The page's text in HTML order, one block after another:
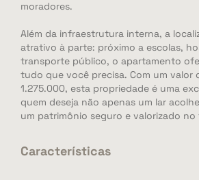
moradores.
Além da infraestrutura interna, a
atrativo à parte: próximo a escolas,
transporte público, o apartamento
tudo que você precisa. Com um valor
1.275.000, esta propriedade é uma
quem deseja não apenas um lar
um patrimônio seguro e valorizado
Características